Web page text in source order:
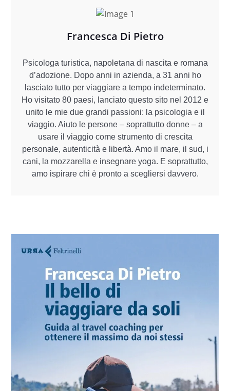
Francesca Di Pietro
Psicologa turistica, napoletana di nascita e romana
d’adozione. Dopo anni in azienda, a 31 anni ho
lasciato tutto per viaggiare a tempo indeterminato.
Ho visitato 80 paesi, lanciato questo sito nel 2012 e
unito le mie due grandi passioni: la psicologia e il
viaggio. Aiuto le persone – soprattutto donne – a
usare il viaggio come strumento di crescita
personale, autenticità e libertà. Amo il mare, il sud, i
cani, la mozzarella e insegnare yoga. E soprattutto,
amo ispirare chi è pronto a scegliersi davvero.